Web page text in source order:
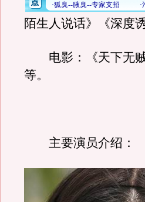
陌生人说话》《深度
电影：《天下无贼
等。
主要演员介绍：